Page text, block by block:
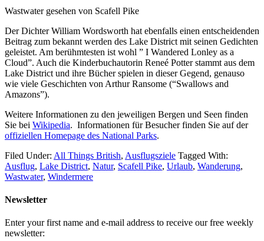
Wastwater gesehen von Scafell Pike
Der Dichter William Wordsworth hat ebenfalls einen entscheidenden
Beitrag zum bekannt werden des Lake District mit seinen Gedichten
geleistet. Am berühmtesten ist wohl ” I Wandered Lonley as a
Cloud”. Auch die Kinderbuchautorin Reneé Potter stammt aus dem
Lake District und ihre Bücher spielen in dieser Gegend, genauso
wie viele Geschichten von Arthur Ransome (“Swallows and
Amazons”).
Weitere Informationen zu den jeweiligen Bergen und Seen finden
Sie bei Wikipedia. Informationen für Besucher finden Sie auf der
offiziellen Homepage des National Parks.
Filed Under: All Things British, Ausflugsziele Tagged With:
Ausflug, Lake District, Natur, Scafell Pike, Urlaub, Wanderung,
Wastwater, Windermere
Newsletter
Enter your first name and e-mail address to receive our free weekly
newsletter: